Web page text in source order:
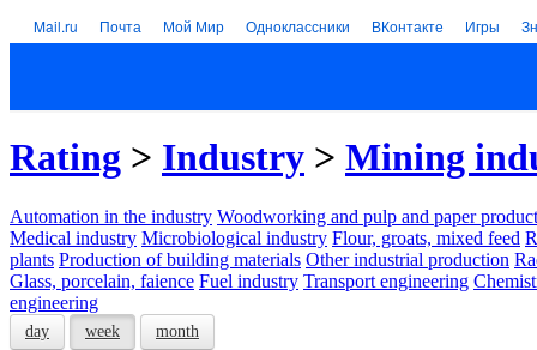
Mail.ru Почта Мой Мир Одноклассники ВКонтакте Игры
Rating > Industry > Mining
Automation in the industry Woodworking and pulp and paper
Medical industry Microbiological industry Flour, groats, mixed feed
plants Production of building materials Other industrial production
Glass, porcelain, faience Fuel industry Transport engineering
engineering
day week month